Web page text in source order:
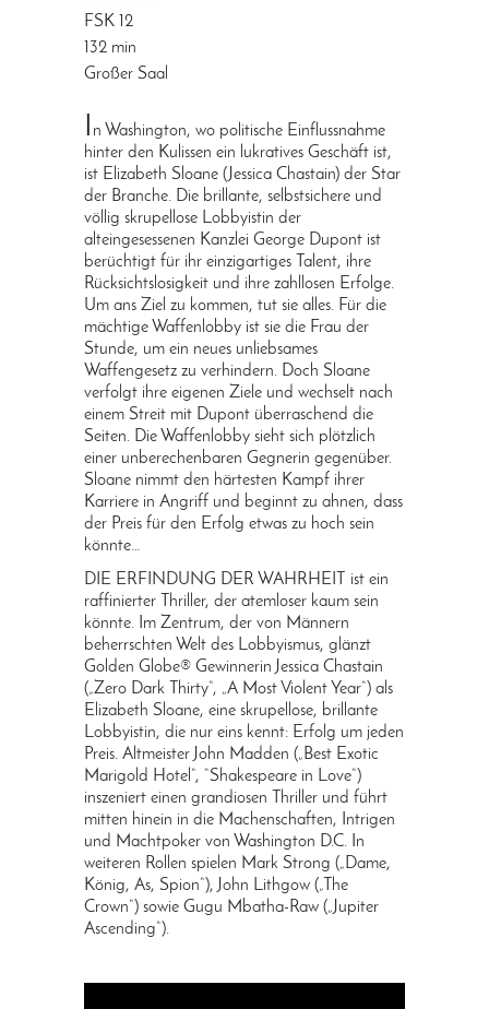
FSK 12
132 min
Großer Saal
I n Washington, wo politische Einflussnahme
hinter den Kulissen ein lukratives Geschäft ist,
ist Elizabeth Sloane (Jessica Chastain) der Star
der Branche. Die brillante, selbstsichere und
völlig skrupellose Lobbyistin der
alteingesessenen Kanzlei George Dupont ist
berüchtigt für ihr einzigartiges Talent, ihre
Rücksichtslosigkeit und ihre zahllosen Erfolge.
Um ans Ziel zu kommen, tut sie alles. Für die
mächtige Waffenlobby ist sie die Frau der
Stunde, um ein neues unliebsames
Waffengesetz zu verhindern. Doch Sloane
verfolgt ihre eigenen Ziele und wechselt nach
einem Streit mit Dupont überraschend die
Seiten. Die Waffenlobby sieht sich plötzlich
einer unberechenbaren Gegnerin gegenüber.
Sloane nimmt den härtesten Kampf ihrer
Karriere in Angriff und beginnt zu ahnen, dass
der Preis für den Erfolg etwas zu hoch sein
könnte…
DIE ERFINDUNG DER WAHRHEIT ist ein
raffinierter Thriller, der atemloser kaum sein
könnte. Im Zentrum, der von Männern
beherrschten Welt des Lobbyismus, glänzt
Golden Globe® Gewinnerin Jessica Chastain
(„Zero Dark Thirty“, „A Most Violent Year“) als
Elizabeth Sloane, eine skrupellose, brillante
Lobbyistin, die nur eins kennt: Erfolg um jeden
Preis. Altmeister John Madden („Best Exotic
Marigold Hotel“, “Shakespeare in Love“)
inszeniert einen grandiosen Thriller und führt
mitten hinein in die Machenschaften, Intrigen
und Machtpoker von Washington D.C. In
weiteren Rollen spielen Mark Strong („Dame,
König, As, Spion“), John Lithgow („The
Crown“) sowie Gugu Mbatha-Raw („Jupiter
Ascending“).